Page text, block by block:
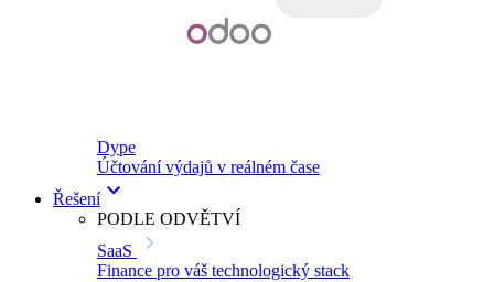
Dype
Účtování výdajů v reálném čase
Řešení
PODLE ODVĚTVÍ
SaaS
Finance pro váš technologický stack